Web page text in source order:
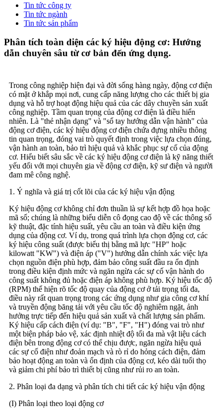
Tin tức công ty
Tin tức ngành
Tin tức sản phẩm
Phân tích toàn diện các ký hiệu động cơ: Hướng
dẫn chuyên sâu từ cơ bản đến ứng dụng.
Trong công nghiệp hiện đại và đời sống hàng ngày, động cơ điện
có mặt ở khắp mọi nơi, cung cấp năng lượng cho các thiết bị gia
dụng và hỗ trợ hoạt động hiệu quả của các dây chuyền sản xuất
công nghiệp. Tầm quan trọng của động cơ điện là điều hiển
nhiên. Là "thẻ nhận dạng" và "sổ tay hướng dẫn vận hành" của
động cơ điện, các ký hiệu động cơ điện chứa đựng nhiều thông
tin quan trọng, đóng vai trò quyết định trong việc lựa chọn đúng,
vận hành an toàn, bảo trì hiệu quả và khắc phục sự cố của động
cơ. Hiểu biết sâu sắc về các ký hiệu động cơ điện là kỹ năng thiết
yếu đối với mọi chuyên gia về động cơ điện, kỹ sư điện và người
đam mê công nghệ.
1. Ý nghĩa và giá trị cốt lõi của các ký hiệu vận động
Ký hiệu động cơ không chỉ đơn thuần là sự kết hợp đồ họa hoặc
mã số; chúng là những biểu diễn cô đọng cao độ về các thông số
kỹ thuật, đặc tính hiệu suất, yêu cầu an toàn và điều kiện ứng
dụng của động cơ. Ví dụ, trong quá trình lựa chọn động cơ, các
ký hiệu công suất (được biểu thị bằng mã lực "HP" hoặc
kilowatt "KW") và điện áp ("V") hướng dẫn chính xác việc lựa
chọn nguồn điện phù hợp, đảm bảo công suất đầu ra ổn định
trong điều kiện định mức và ngăn ngừa các sự cố vận hành do
công suất không đủ hoặc điện áp không phù hợp. Ký hiệu tốc độ
(RPM) thể hiện rõ tốc độ quay của động cơ ở tải trọng tối đa,
điều này rất quan trọng trong các ứng dụng như gia công cơ khí
và truyền động băng tải với yêu cầu tốc độ nghiêm ngặt, ảnh
hưởng trực tiếp đến hiệu quả sản xuất và chất lượng sản phẩm.
Ký hiệu cấp cách điện (ví dụ: "B", "F", "H") đóng vai trò như
một biện pháp bảo vệ, xác định nhiệt độ tối đa mà vật liệu cách
điện bên trong động cơ có thể chịu được, ngăn ngừa hiệu quả
các sự cố điện như đoản mạch và rò rỉ do hỏng cách điện, đảm
bảo hoạt động an toàn và ổn định của động cơ, kéo dài tuổi thọ
và giảm chi phí bảo trì thiết bị cũng như rủi ro an toàn.
2. Phân loại đa dạng và phân tích chi tiết các ký hiệu vận động
(I) Phân loại theo loại động cơ